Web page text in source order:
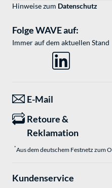
Hinweise zum Datenschutz
Folge WAVE auf:
Immer auf dem aktuellen Stand
E-Mail
Retoure &
Reklamation
*Aus dem deutschem Festnetz zum
Kundenservice